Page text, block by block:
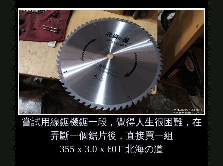
嘗試用線鋸機鋸一段，覺得人生很困難，在
弄斷一個鋸片後，直接買一組
355 x 3.0 x 60T 北海の道